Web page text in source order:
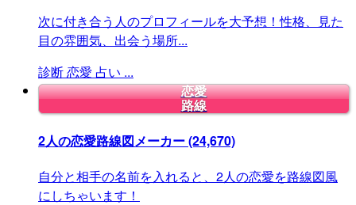
次に付き合う人のプロフィールを大予想！性格、見た
目の雰囲気、出会う場所...
診断恋愛 占い ...
恋愛
路線
2人の恋愛路線図メーカー(24,670)
自分と相手の名前を入れると、2人の恋愛を路線図風
にしちゃいます！